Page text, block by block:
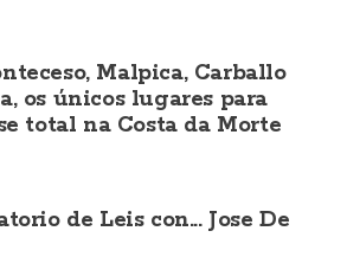
Malpica, Carballo
os únicos lugares para
total na Costa da Morte
de Leis con... Jose De